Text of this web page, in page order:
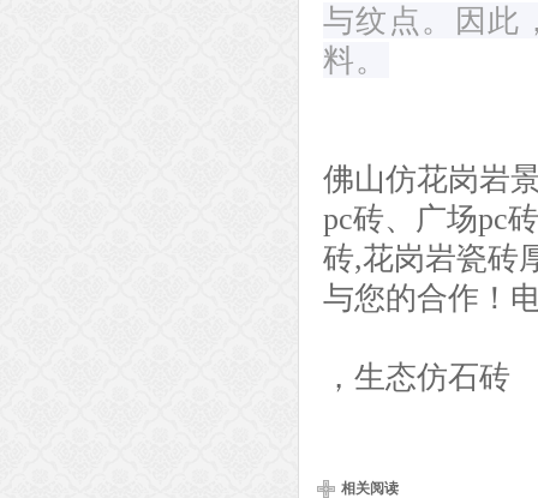
与纹点。因此
料。
佛山仿花岗岩
pc砖、广场pc
砖,花岗岩瓷砖
与您的合作！
，生态仿石砖
相关阅读